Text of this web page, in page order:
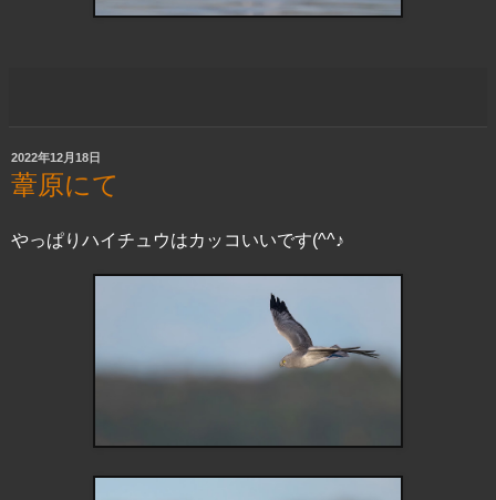
2022年12月18日
葦原にて
やっぱりハイチュウはカッコいいです(^^♪